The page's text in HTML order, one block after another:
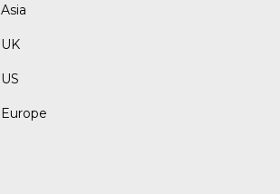
Asia
UK
US
Europe